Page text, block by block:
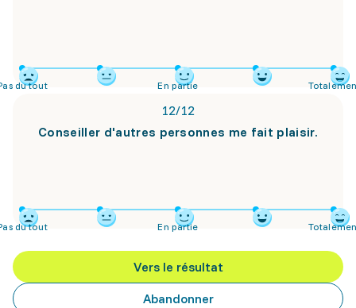
du tout En partie
12/12
Conseiller d'autres personnes me fait plaisir.
du tout En partie
Vers le résultat
Abandonner